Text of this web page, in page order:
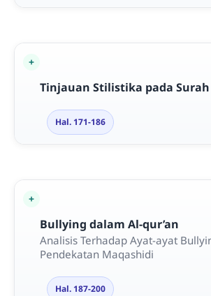
Tinjauan Stilistika pada
Hal. 171-186
Bullying dalam Al-qur’an
Analisis Terhadap Ayat-ayat
Pendekatan Maqashidi
Hal. 187-200